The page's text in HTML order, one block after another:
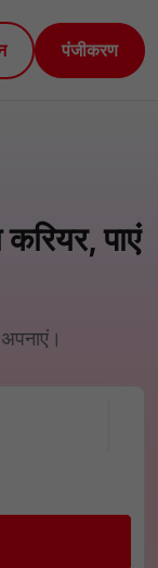
पंजीकरण
पाएं